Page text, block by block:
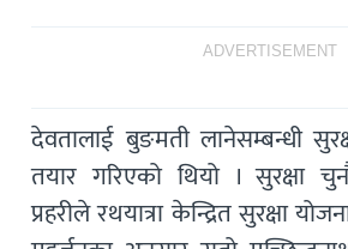
ADVERTISEMENT
देवतालाई बुङमती लानेसम्बन्धी
तयार गरिएको थियो । सुरक्षा
प्रहरीले रथयात्रा केन्द्रित सुरक्षा